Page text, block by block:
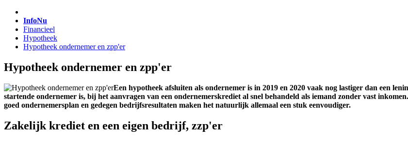
InfoNu
Financieel
Hypotheek
Hypotheek ondernemer en zpp'er
Hypotheek ondernemer en zpp'er
Een hypotheek afsluiten als ondernemer is in 2019 en 2020 vaak nog lastiger dan een
startende ondernemer is, bij het aanvragen van een ondernemerskrediet al snel behandeld als iemand zonder vast
goed ondernemersplan en gedegen bedrijfsresultaten maken het natuurlijk allemaal een stuk eenvoudiger.
Zakelijk krediet en een eigen bedrijf, zzp'er